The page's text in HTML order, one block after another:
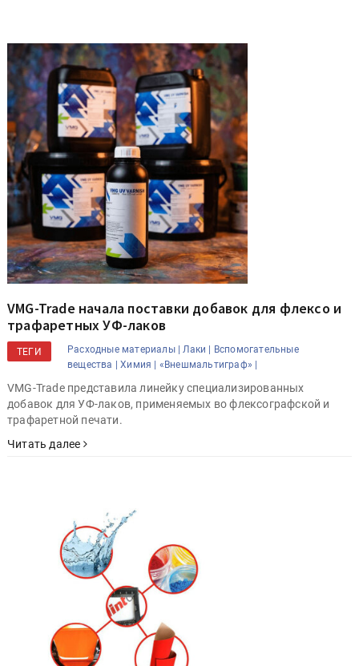
VMG-Trade начала поставки добавок для флексо и
трафаретных УФ-лаков
ТЕГИ Расходные материалы | Лаки |
Вспомогательные
вещества |
Химия | «Внешмальтиграф» |
VMG-Trade представила линейку специализированных
добавок для УФ-лаков, применяемых во флексографской и
трафаретной печати.
Читать далее